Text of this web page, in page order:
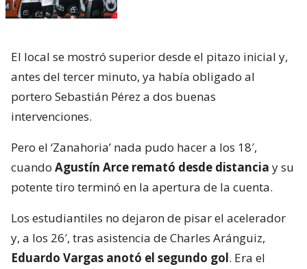
El local se mostró superior desde el pitazo inicial y,
antes del tercer minuto, ya había obligado al
portero Sebastián Pérez a dos buenas
intervenciones.
Pero el ‘Zanahoria’ nada pudo hacer a los 18′,
cuando Agustín Arce remató desde distancia y su
potente tiro terminó en la apertura de la cuenta.
Los estudiantiles no dejaron de pisar el acelerador
y, a los 26′, tras asistencia de Charles Aránguiz,
Eduardo Vargas anotó el segundo gol. Era el